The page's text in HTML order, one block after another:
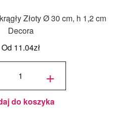
Złoty Ø 30 cm, h 1,2 cm
Decora
Od 11.04zł
+
do koszyka